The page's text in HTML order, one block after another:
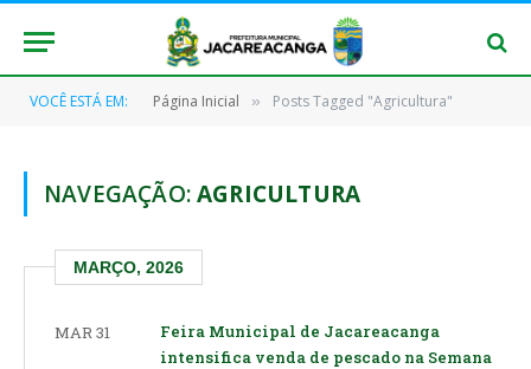
VOCÊ ESTÁ EM: Página Inicial » Posts Tagged "Agricultura"
NAVEGAÇÃO:AGRICULTURA
MARÇO, 2026
MAR 31
Feira Municipal de Jacareacanga
intensifica venda de pescado na Semana